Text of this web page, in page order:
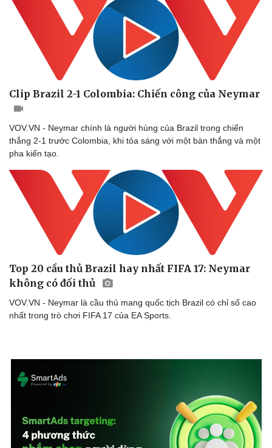
Sức khỏe
Đời sống
Clip Brazil 2-1 Colombia: Chiến công của Neymar
VOV.VN - Neymar chính là người hùng của Brazil trong chiến
thắng 2-1 trước Colombia, khi tỏa sáng với một bàn thắng và một
pha kiến tạo.
Top 20 cầu thủ Brazil hay nhất FIFA 17: Neymar
không có đối thủ
VOV.VN - Neymar là cầu thủ mang quốc tịch Brazil có chỉ số cao
nhất trong trò chơi FIFA 17 của EA Sports.